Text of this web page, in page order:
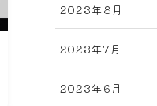
2023年8月
2023年7月
2023年6月